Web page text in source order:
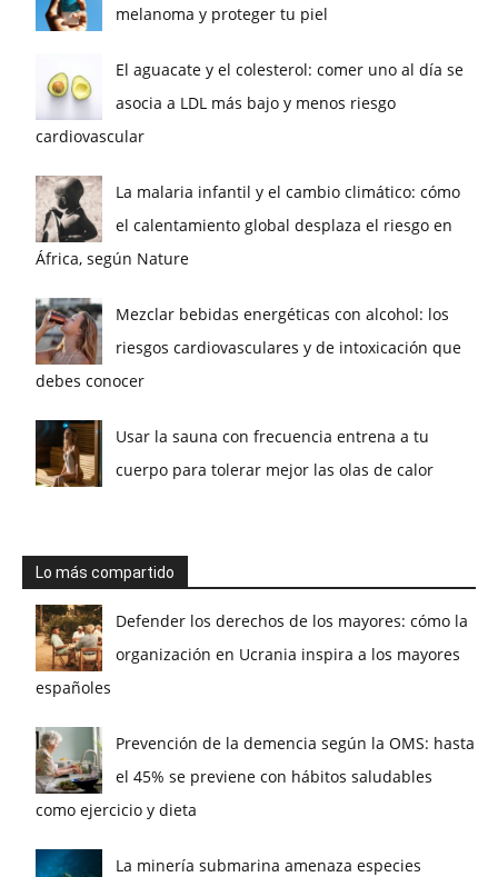
melanoma y proteger tu piel
El aguacate y el colesterol: comer uno al día se
asocia a LDL más bajo y menos riesgo
cardiovascular
La malaria infantil y el cambio climático: cómo
el calentamiento global desplaza el riesgo en
África, según Nature
Mezclar bebidas energéticas con alcohol: los
riesgos cardiovasculares y de intoxicación que
debes conocer
Usar la sauna con frecuencia entrena a tu
cuerpo para tolerar mejor las olas de calor
Lo más compartido
Defender los derechos de los mayores: cómo la
organización en Ucrania inspira a los mayores
españoles
Prevención de la demencia según la OMS: hasta
el 45% se previene con hábitos saludables
como ejercicio y dieta
La minería submarina amenaza especies